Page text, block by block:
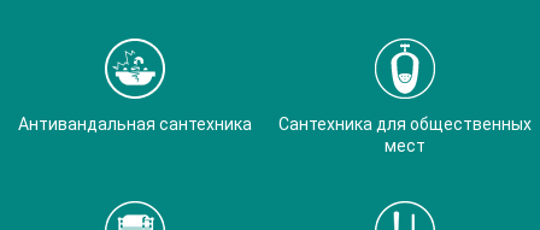
Антивандальная сантехника
Сантехника для общественных
мест